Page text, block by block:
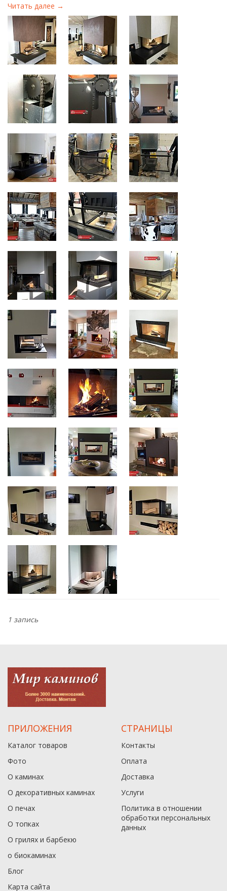
Читать далее →
1 запись
ПРИЛОЖЕНИЯ
Каталог товаров
Фото
О каминах
О декоративных каминах
О печах
О топках
О грилях и барбекю
о биокаминах
Блог
Карта сайта
СТРАНИЦЫ
Контакты
Оплата
Доставка
Услуги
Политика в отношении
обработки персональных
данныx